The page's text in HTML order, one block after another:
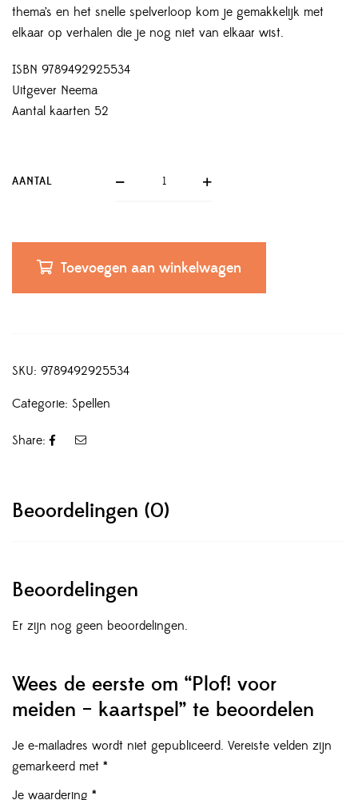
thema’s en het snelle spelverloop kom je gemakkelijk met
elkaar op verhalen die je nog niet van elkaar wist.
ISBN 9789492925534
Uitgever Neema
Aantal kaarten 52
AANTAL
Toevoegen aan winkelwagen
SKU: 9789492925534
Categorie: Spellen
Share:
Beoordelingen (0)
Beoordelingen
Er zijn nog geen beoordelingen.
Wees de eerste om “Plof! voor
meiden – kaartspel” te beoordelen
Je e-mailadres wordt niet gepubliceerd. Vereiste velden zijn
gemarkeerd met *
Je waardering *